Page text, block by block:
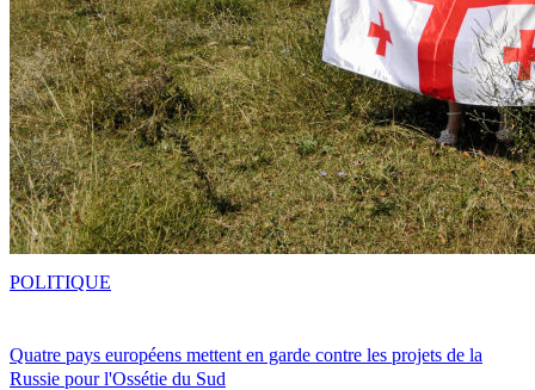
Quatre pays européens mettent en garde contre les projets de la
Russie pour l'Ossétie du Sud
POLITIQUE